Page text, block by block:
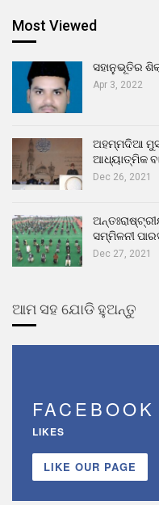
Most Viewed
ସହାନୁଭୂତିର
Apr 3, 2022
ଅହମ୍ମଦିଆ
ଆଧ୍ୟାତ୍ମିକ
Dec 26, 2021
ସମ୍ମିଳନୀ
Dec 27, 2021
ଆମ ସହ ଯୋଡି ହୁଅନ୍ତୁ
FACEBOOK
LIKES
LIKE OUR PAGE